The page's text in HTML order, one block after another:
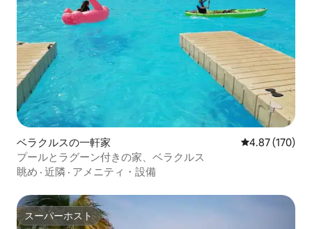
ベラクルスの一軒家 レビュー170
4.87 (170)
プールとラグーン付きの家、ベラクルス
眺め · 近隣 · アメニティ・設備
スーパーホスト
スーパーホスト